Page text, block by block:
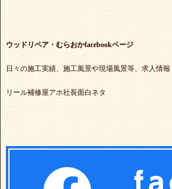
ウッドリペア・むらおかfacebookページ
日々の施工実績、施工風景や現場風景等、求人情報
リール補修屋アホ社長面白ネタ